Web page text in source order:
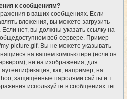
к сообщениям?
в ваших сообщениях. Если
вложения, вы можете загрузить
нет, вы должны указать ссылку на
веб-сервере. Пример
picture.gif. Вы не можете указывать
на вашем компьютере (если он
ни на изображения, для
как, например, на
защищённые паролями сайты и т.
используйте в сообщениях тег